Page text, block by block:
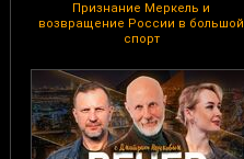
Признание Меркель и
возвращение России в большой
спорт